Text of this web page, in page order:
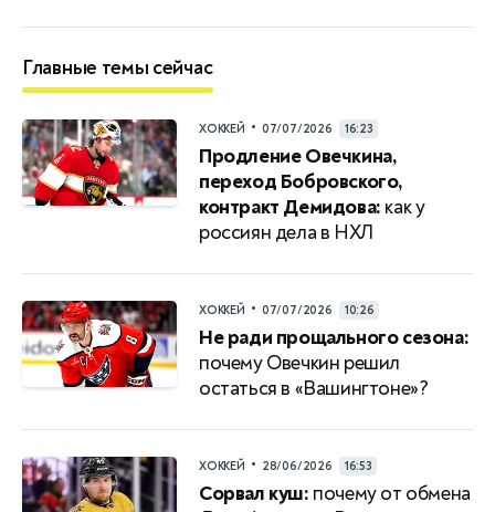
Главные темы сейчас
ХОККЕЙ • 07/07/2026 16:23
Продление Овечкина,
переход Бобровского,
контракт Демидова: как у
россиян дела в НХЛ
ХОККЕЙ • 07/07/2026 10:26
Не ради прощального сезона:
почему Овечкин решил
остаться в «Вашингтоне»?
ХОККЕЙ • 28/06/2026 16:53
Сорвал куш: почему от обмена